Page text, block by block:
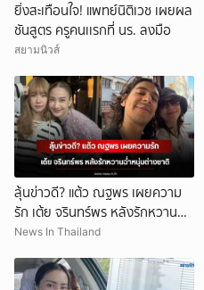
ยิ่งสะเทือนใจ! แพทย์นิติเวช เผยผล
ชันสูตร ครูคนเเรกที่ นร. ลงมือ
สยามนิวส์
ลุ้นข่าวดี? แต้ว ณฐพร เผยความ
รัก เต้ย จรินทร์พร หลังรักหวานฉ่ำ
หนุ่มต่างชาติ
News In Thailand